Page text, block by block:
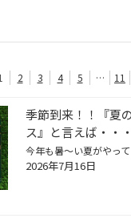
2 3 4 5 … 11
季節到来！！『夏
ス』と言えば・・
2026年7月16日